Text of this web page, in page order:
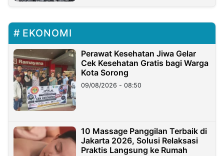
EKONOMI
Perawat Kesehatan Jiwa Gelar
Cek Kesehatan Gratis bagi Warga
Kota Sorong
09/08/2026 - 08:50
10 Massage Panggilan Terbaik di
Jakarta 2026, Solusi Relaksasi
Praktis Langsung ke Rumah